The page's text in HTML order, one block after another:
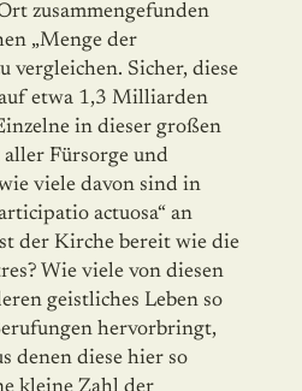
zusammengefunden
„Menge der
vergleichen. Sicher, diese
etwa 1,3 Milliarden
in dieser großen
Fürsorge und
viele davon sind in
actuosa“ an
der Kirche bereit wie die
Wie viele von diesen
geistliches Leben so
hervorbringt,
denen diese hier so